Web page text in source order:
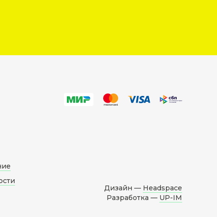
Дизайн — Headspace
Разработка — UP-IM